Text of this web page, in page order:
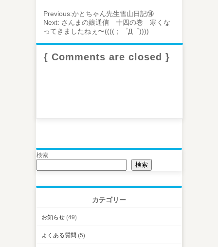
Previous:かとちゃん先生雪山日記⑭
Next: さんまの娘通信 十四の巻 寒くな
ってきましたねぇ〜((((；゜Д゜))))
{ Comments are closed }
検索
検索
カテゴリー
お知らせ (49)
よくある質問 (5)